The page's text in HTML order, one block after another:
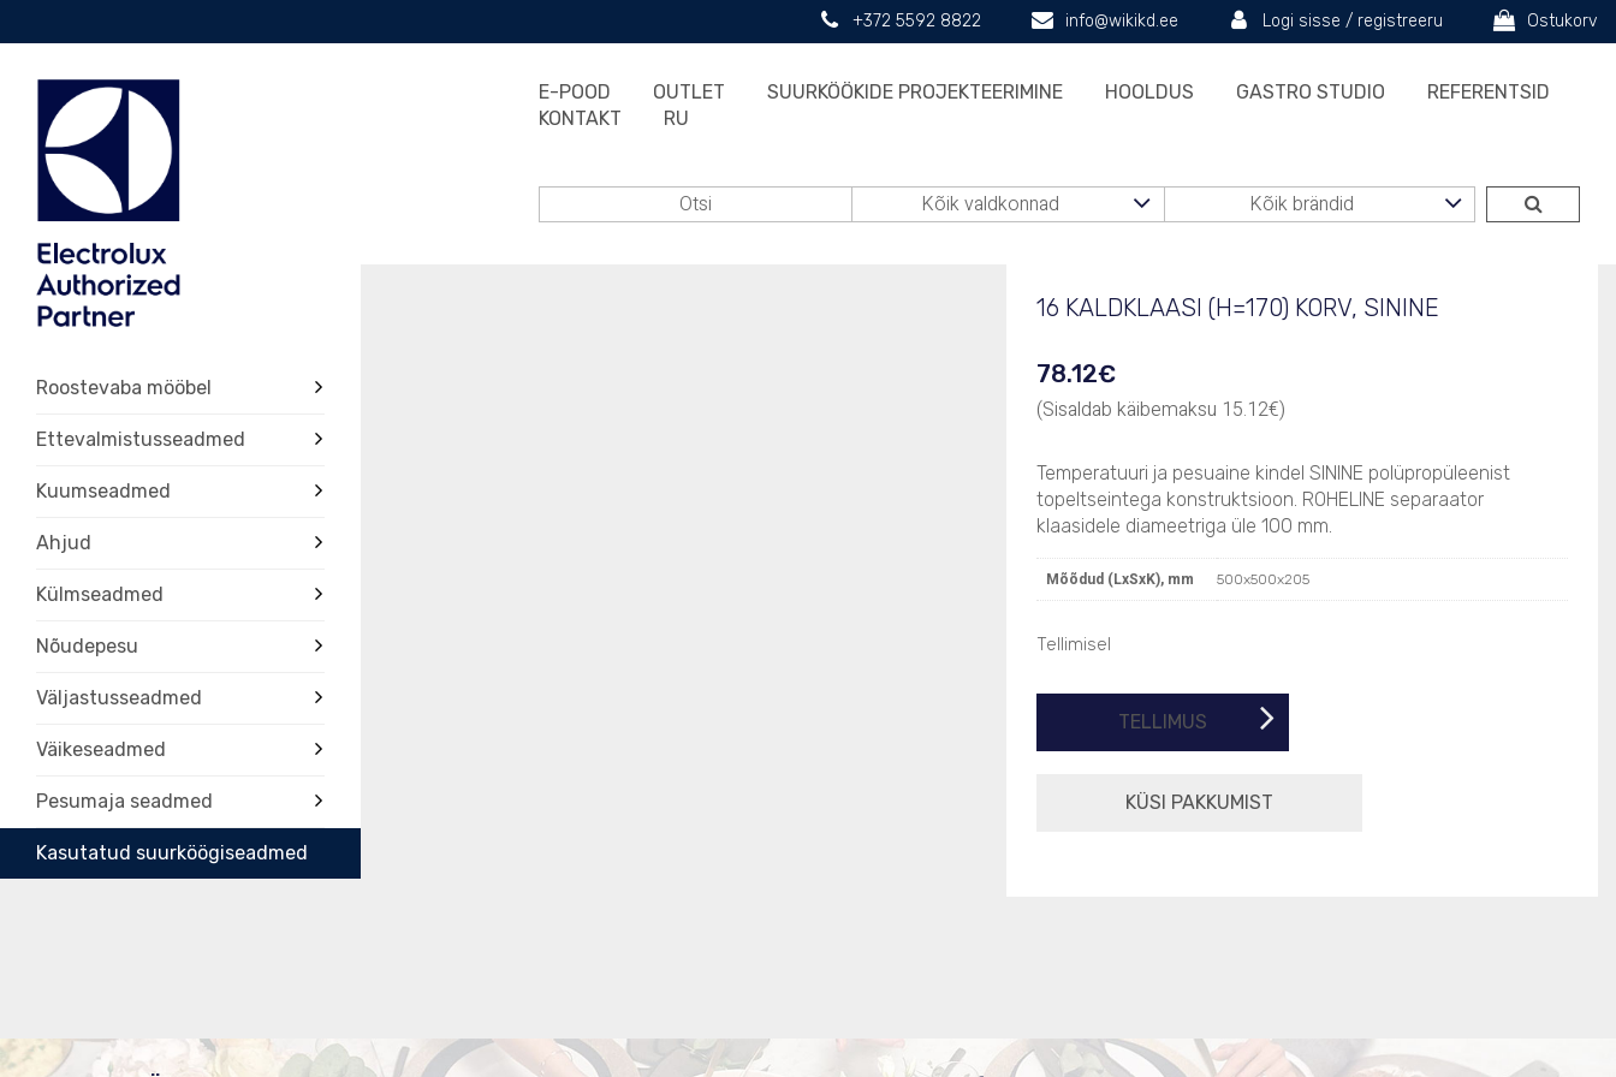
+372 5592 8822 info@wikikd.ee Logi sisse / registreeru Ostukorv
Roostevaba mööbel
Ettevalmistusseadmed
Kuumseadmed
Ahjud
Külmseadmed
Nõudepesu
Väljastusseadmed
Väikeseadmed
Pesumaja seadmed
Kasutatud suurköögiseadmed
E-POOD OUTLET SUURKÖÖKIDE PROJEKTEERIMINE HOOLDUS GASTRO STUDIO
REFERENTSID
KONTAKT
RU
16 KALDKLAASI (H=170) KORV, SININE
78.12€
(Sisaldab käibemaksu 15.12€)
Temperatuuri ja pesuaine kindel SININE polüpropüleenist
topeltseintega konstruktsioon. ROHELINE separaator
klaasidele diameetriga üle 100 mm.
Mõõdud (LxSxK), mm 500x500x205
Tellimisel
TELLIMUS